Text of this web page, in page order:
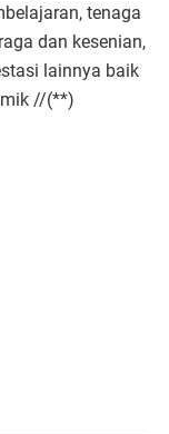
tenaga
dan kesenian,
lainnya baik
//(**)